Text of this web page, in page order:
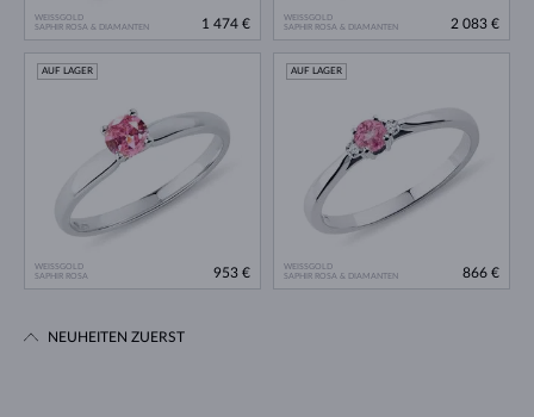
WEISSGOLD
SAPHIR ROSA & DIAMANTEN
1 474 €
WEISSGOLD
SAPHIR ROSA & DIAMANTEN
2 083 €
WEISSGOLD
SAPHIR ROSA
AUF LAGER
953 €
WEISSGOLD
SAPHIR ROSA & DIAMANTEN
AUF LAGER
866 €
NEUHEITEN ZUERST